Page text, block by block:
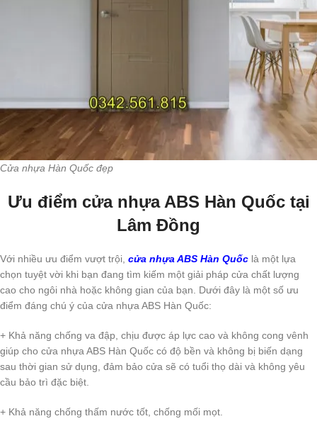
Cửa nhựa Hàn Quốc đẹp
Ưu điểm cửa nhựa ABS Hàn Quốc tại
Lâm Đồng
Với nhiều ưu điểm vượt trội, cửa nhựa ABS Hàn Quốc là một lựa
chọn tuyệt vời khi bạn đang tìm kiếm một giải pháp cửa chất lượng
cao cho ngôi nhà hoặc không gian của bạn. Dưới đây là một số ưu
điểm đáng chú ý của cửa nhựa ABS Hàn Quốc:
+ Khả năng chống va đập, chịu được áp lực cao và không cong vênh
giúp cho cửa nhựa ABS Hàn Quốc có độ bền và không bị biến dạng
sau thời gian sử dụng, đảm bảo cửa sẽ có tuổi thọ dài và không yêu
cầu bảo trì đặc biệt.
+ Khả năng chống thấm nước tốt, chống mối mọt.